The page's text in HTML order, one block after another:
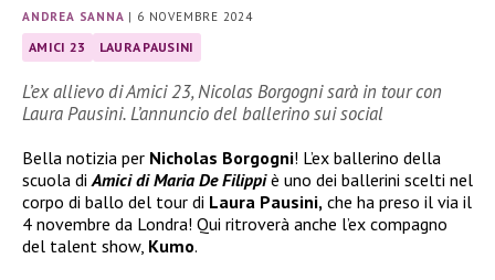
ANDREA SANNA | 6 NOVEMBRE 2024
AMICI 23 LAURA PAUSINI
L’ex allievo di Amici 23, Nicolas Borgogni sarà in tour con
Laura Pausini. L’annuncio del ballerino sui social
Bella notizia per Nicholas Borgogni! L’ex ballerino della
scuola di Amici di Maria De Filippiè uno dei ballerini scelti nel
corpo di ballo del tour di Laura Pausini, che ha preso il via il
4 novembre da Londra! Qui ritroverà anche l’ex compagno
del talent show, Kumo.